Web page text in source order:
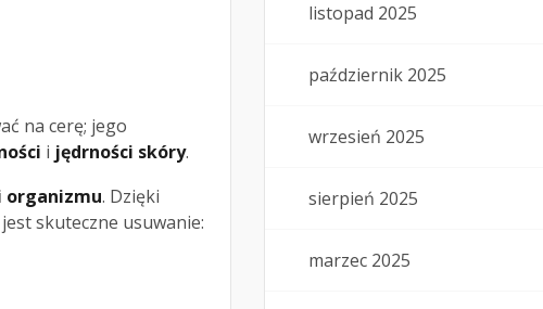
na cerę; jego
i jędrności skóry.
organizmu. Dzięki
skuteczne usuwanie:
listopad 2025
październik 2025
wrzesień 2025
sierpień 2025
marzec 2025